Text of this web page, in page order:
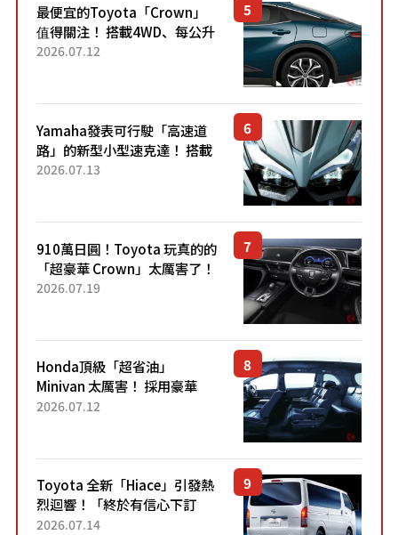
最便宜的Toyota「Crown」
值得關注！ 搭載4WD、每公升
22.4公里低油耗表現超亮眼！
2026.07.12
Yamaha發表可行駛「高速道
路」的新型小型速克達！ 搭載
能享受超強勁「渦輪感」的動
2026.07.13
910萬日圓！Toyota 玩真的的
「超豪華 Crown」太厲害了！
採用由「匠人技藝」打造的
2026.07.19
Honda頂級「超省油」
Minivan 太厲害！ 採用豪華
「真皮座椅」與專屬「黑色內
「三...
2026.07.12
Toyota 全新「Hiace」引發熱
烈迴響！「終於有信心下訂
了！」「哪個等級交車最
2026.07.14